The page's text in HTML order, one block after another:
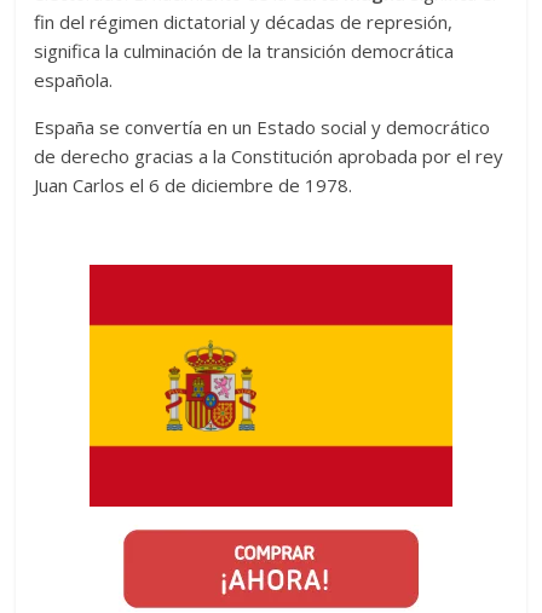
fin del régimen dictatorial y décadas de represión,
significa la culminación de la transición democrática
española.
España se convertía en un Estado social y democrático
de derecho gracias a la Constitución aprobada por el rey
Juan Carlos el 6 de diciembre de 1978.